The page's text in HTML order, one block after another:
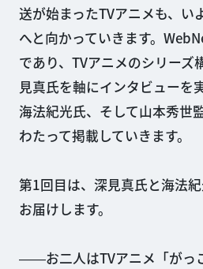
送が始まったTVアニメも、い
へと向かっていきます。
であり、TVアニメのシリーズ
見真氏を軸にインタビューを
海法紀光氏、そして山本秀世
わたって掲載していきます。
第1回目は、深見真氏と海法
お届けします。
――お二人はTVアニメ「がっ